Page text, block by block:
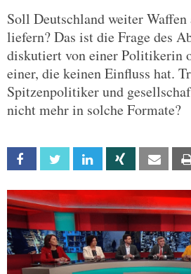
Soll Deutschland weiter
liefern? Das ist die Frage des
diskutiert von einer Politikerin
einer, die keinen Einfluss hat.
Spitzenpolitiker und
nicht mehr in solche Formate?
Facebook Twitter Linkedin Xing Email